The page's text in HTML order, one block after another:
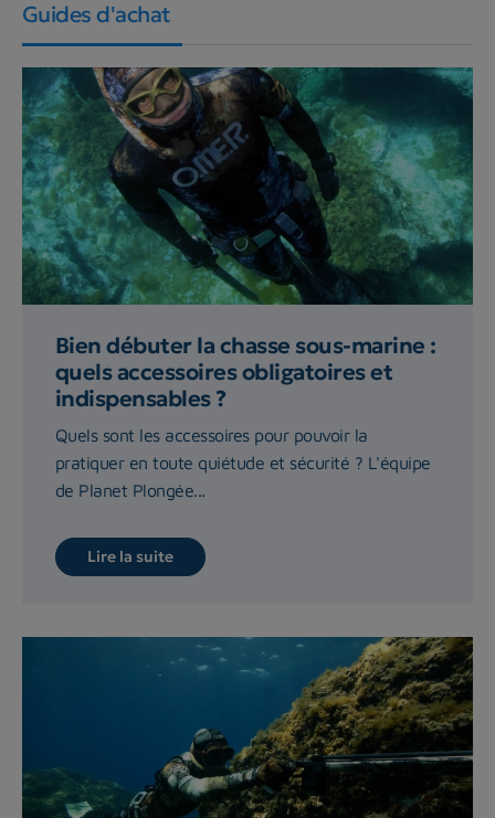
Guides d'achat
Bien débuter la chasse sous-marine :
quels accessoires obligatoires et
indispensables ?
Quels sont les accessoires pour pouvoir la
pratiquer en toute quiétude et sécurité ? L'équipe
de Planet Plongée...
Lire la suite